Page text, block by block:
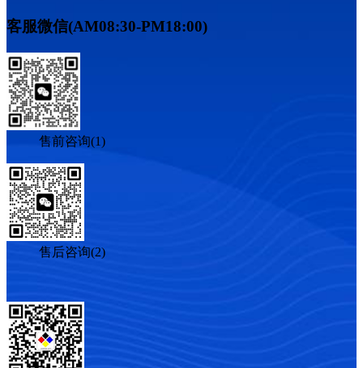
客服微信(AM08:30-PM18:00)
售前咨询(1)
售后咨询(2)